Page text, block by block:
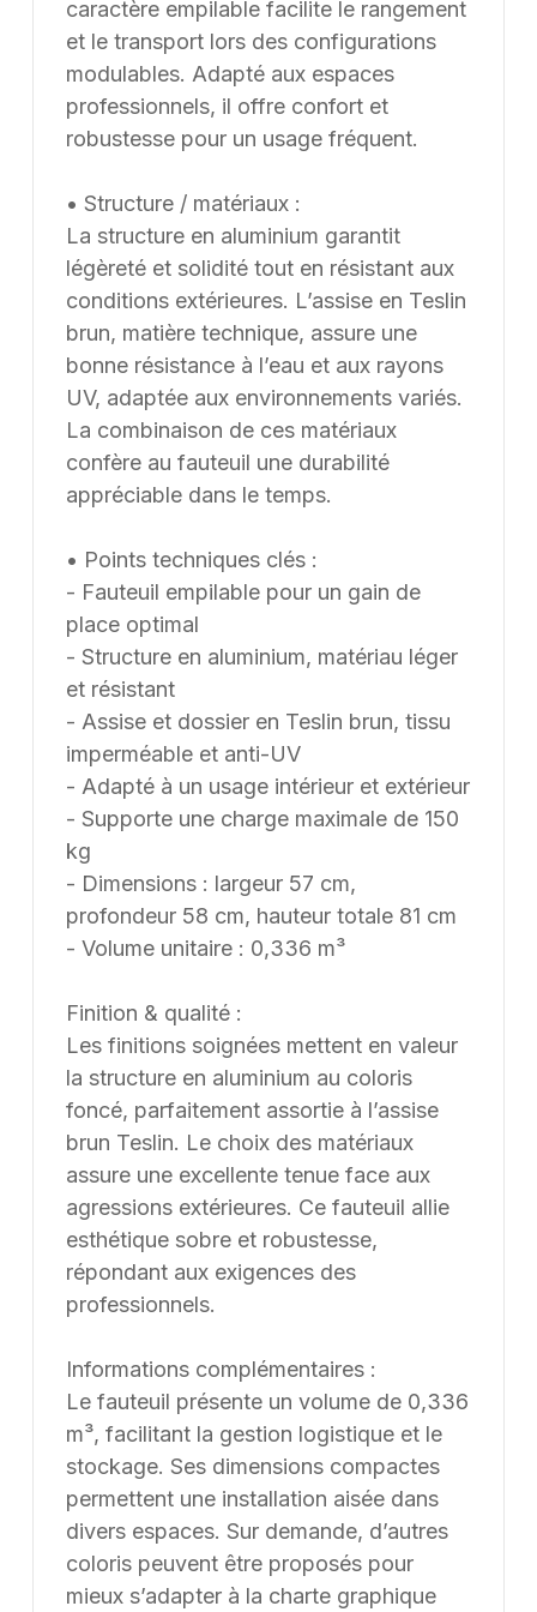
caractère empilable facilite le rangement
et le transport lors des configurations
modulables. Adapté aux espaces
professionnels, il offre confort et
robustesse pour un usage fréquent.
• Structure / matériaux :
La structure en aluminium garantit
légèreté et solidité tout en résistant aux
conditions extérieures. L’assise en Teslin
brun, matière technique, assure une
bonne résistance à l’eau et aux rayons
UV, adaptée aux environnements variés.
La combinaison de ces matériaux
confère au fauteuil une durabilité
appréciable dans le temps.
• Points techniques clés :
- Fauteuil empilable pour un gain de
place optimal
- Structure en aluminium, matériau léger
et résistant
- Assise et dossier en Teslin brun, tissu
imperméable et anti-UV
- Adapté à un usage intérieur et extérieur
- Supporte une charge maximale de 150
kg
- Dimensions : largeur 57 cm,
profondeur 58 cm, hauteur totale 81 cm
- Volume unitaire : 0,336 m³
Finition & qualité :
Les finitions soignées mettent en valeur
la structure en aluminium au coloris
foncé, parfaitement assortie à l’assise
brun Teslin. Le choix des matériaux
assure une excellente tenue face aux
agressions extérieures. Ce fauteuil allie
esthétique sobre et robustesse,
répondant aux exigences des
professionnels.
Informations complémentaires :
Le fauteuil présente un volume de 0,336
m³, facilitant la gestion logistique et le
stockage. Ses dimensions compactes
permettent une installation aisée dans
divers espaces. Sur demande, d’autres
coloris peuvent être proposés pour
mieux s’adapter à la charte graphique